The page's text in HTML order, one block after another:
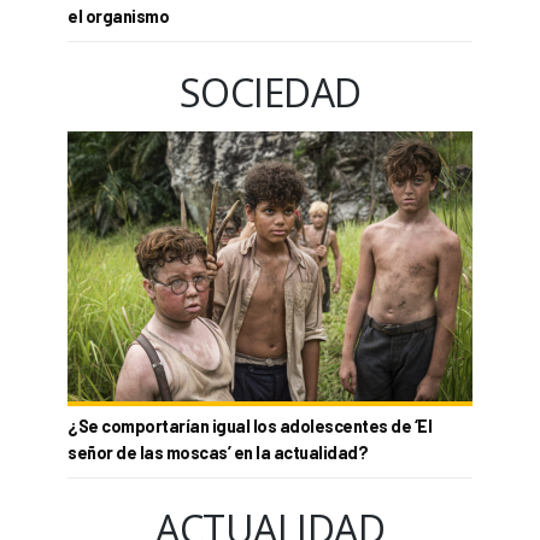
el organismo
SOCIEDAD
¿Se comportarían igual los adolescentes de ‘El
señor de las moscas’ en la actualidad?
ACTUALIDAD